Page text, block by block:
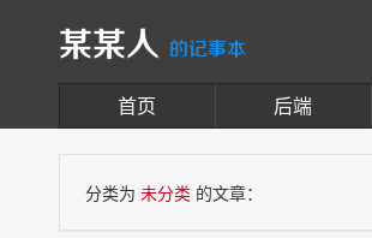
某某人 的记事本
首页 后端
分类为 未分类 的文章：